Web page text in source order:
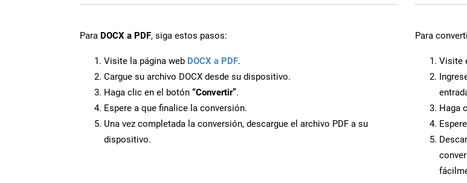
Para DOCX a PDF, siga estos pasos:
Visite la página web DOCX a PDF.
Cargue su archivo DOCX desde su dispositivo.
Haga clic en el botón “Convertir”.
Espere a que finalice la conversión.
Una vez completada la conversión, descargue el archivo PDF a su
dispositivo.
Para
Visite
Haga